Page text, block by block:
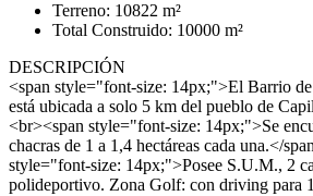
Terreno: 10822 m²
Total Construido: 10000 m²
DESCRIPCIÓN
<span style="font-size: 14px;">El Barrio
está ubicada a solo 5 km del pueblo de
<br><span style="font-size: 14px;">Se
chacras de 1 a 1,4 hectáreas cada una.</
style="font-size: 14px;">Posee S.U.M., 2
polideportivo. Zona Golf: con driving para